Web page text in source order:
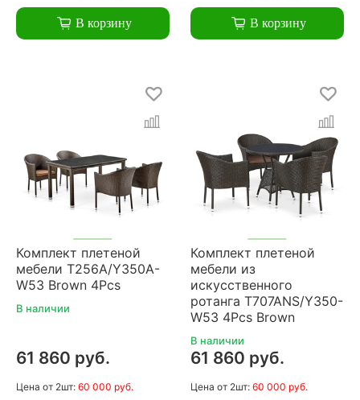
В корзину В корзину
Комплект плетеной
мебели T256A/Y350A-
W53 Brown 4Pcs
В наличии
61 860 руб.
Цена от 2шт: 60 000 руб.
Комплект плетеной
мебели из
искусственного
ротанга T707ANS/Y350-
W53 4Pcs Brown
В наличии
61 860 руб.
Цена от 2шт: 60 000 руб.